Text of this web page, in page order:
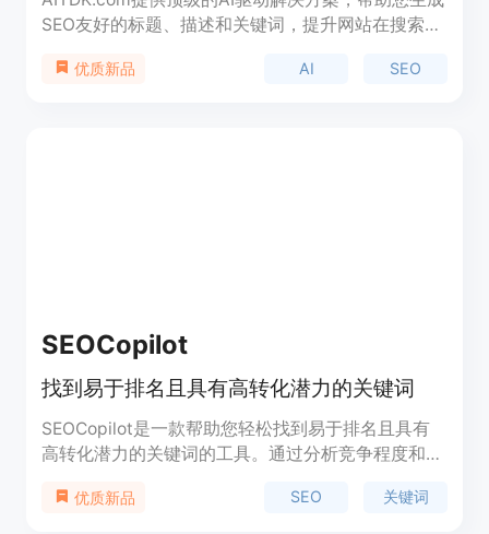
SEO友好的标题、描述和关键词，提升网站在搜索引
技术，分析您的网站内容，并生成针对搜索引擎排名
优质新品 AI SEO
SEOCopilot
找到易于排名且具有高转化潜力的关键词
SEOCopilot是一款帮助您轻松找到易于排名且具有
高转化潜力的关键词的工具。通过分析竞争程度和预
词，帮助您提高排名和转化率。此外，SEOCopilot
优质新品 SEO 关键词